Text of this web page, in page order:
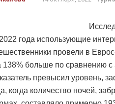
года использующие
провели в
138% больше по сравнению
превысил уровень,
когда количество ночей,